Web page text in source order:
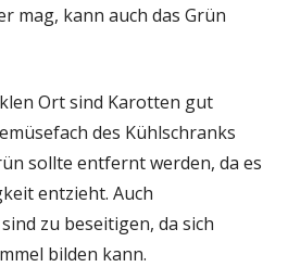
mag, kann auch das Grün
Ort sind Karotten gut
des Kühlschranks
sollte entfernt werden, da es
entzieht. Auch
zu beseitigen, da sich
bilden kann.